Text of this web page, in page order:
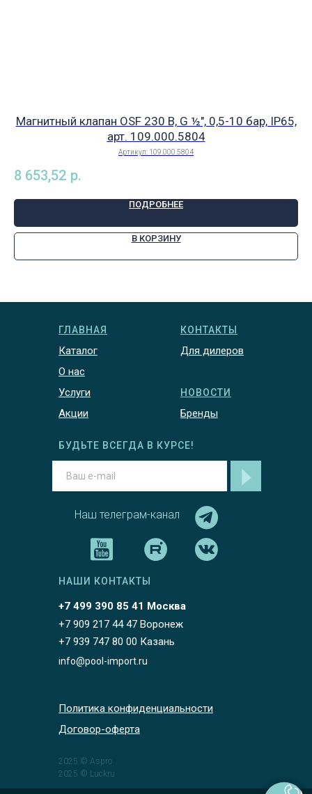
Магнитный клапан OSF 230 В, G ½", 0,5-10 бар, IP65,
арт. 109.000.5804
Артикул: 109.000.5804
8 653,52 р.
ПОДРОБНЕЕ
В КОРЗИНУ
ГЛАВНАЯ
Каталог
О нас
Услуги
Акции
КОНТАКТЫ
Для дилеров
НОВОСТИ
Бренды
2025 © Aspro
2025 © Luckru
Наш телеграм-канал
БУДЬТЕ ВСЕГДА В КУРСЕ!
+7 499 390 85 41 Москва
НАШИ КОНТАКТЫ
+7 909 217 44 47 Воронеж
+7 939 747 80 00 Казань
info@pool-import.ru
Политика конфиденциальности
Договор-оферта